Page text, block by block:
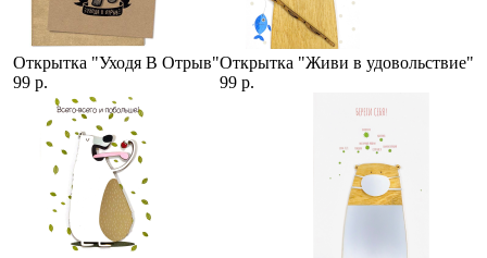
Открытка "Уходя В Отрыв"
99 р.
Открытка "Живи в удовольствие"
99 р.